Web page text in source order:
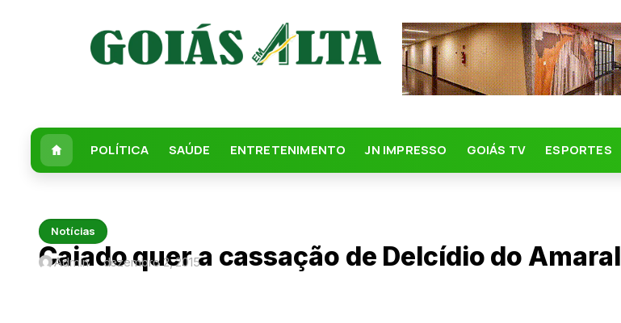
POLÍTICA SAÚDE ENTRETENIMENTO JN IMPRESSO GOIÁS TV ESPORTES
Notícias
Caiado quer a cassação de Delcídio do Amaral
Admin dezembro 2, 2015